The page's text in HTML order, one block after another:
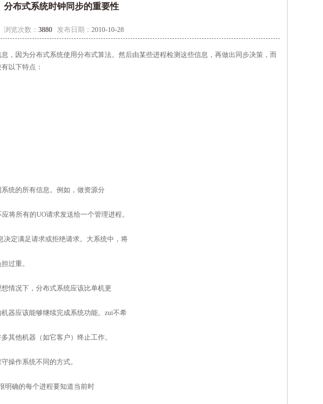
分布式系统时钟同步的重要性
浏览次数： 3880 发布日期： 2010-10-28
，因为分布式系统使用分布式算法。然后由某些进程检测这些信息，再做出同步决策，而
以下特点：
统的所有信息。例如，做资源分
将所有的UO请求发送给一个管理进程。
定满足请求或拒绝请求。大系统中，将
过重。
情况下，分布式系统应该比单机更
器应该能够继续完成系统功能。zui不希
其他机器（如它客户）终止工作。
操作系统不同的方式。
明确的每个进程要知道当前时